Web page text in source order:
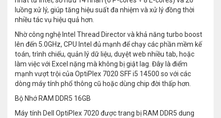
luồng xử lý, giúp tăng hiệu suất đa nhiệm và xử lý đồng thời
nhiều tác vụ hiệu quả hơn.
Nhờ công nghệ Intel Thread Director và khả năng turbo boost
lên đến 5.0GHz, CPU Intel đủ mạnh để chạy các phần mềm kế
toán, trình chiếu, quản lý dữ liệu, duyệt web nhiều tab, hoặc
làm việc với Excel nặng mà không bị giật lag. Đây là điểm
mạnh vượt trội của OptiPlex 7020 SFF i5 14500 so với các
dòng máy tính phổ thông cũ hoặc dùng chip đời thấp hơn.
Bộ Nhớ RAM DDR5 16GB
Máy tính Dell OptiPlex 7020 được trang bị RAM DDR5 dung